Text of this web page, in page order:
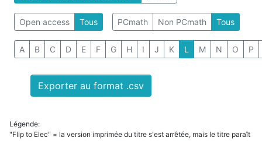
Open access Tous PCmath Non PCmath Tous
A B C D E F G H I J K L M N O P
Exporter au format .csv
Légende:
"Flip to Elec" = la version imprimée du titre s'est arrêtée, mais le titre paraît